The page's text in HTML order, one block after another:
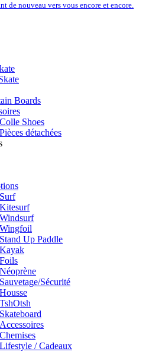
de nouveau vers vous encore et encore.
Boards
Colle Shoes
Pièces détachées
Surf
Kitesurf
Windsurf
Wingfoil
Stand Up Paddle
Kayak
Foils
Néoprène
Sauvetage/Sécurité
Housse
TshOtsh
Skateboard
Accessoires
Chemises
Lifestyle / Cadeaux